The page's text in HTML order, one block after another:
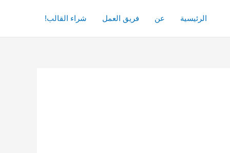
الرئيسية عن فريق العمل شراء القالب!